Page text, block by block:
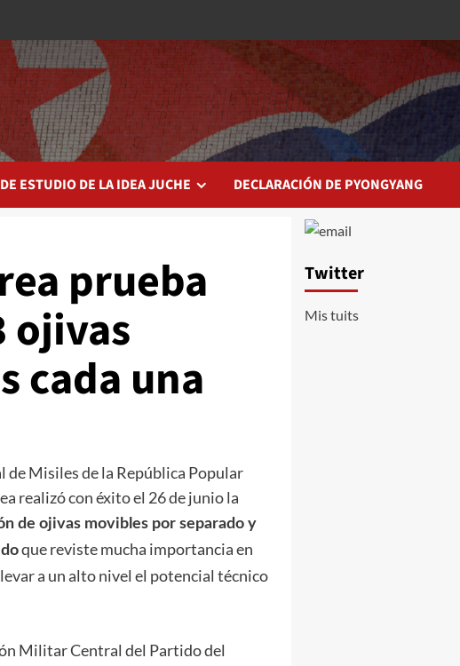
ESTUDIO DE LA IDEA JUCHE DECLARACIÓN DE PYONGYANG
prueba
ojivas
cada una
de Misiles de la República Popular
realizó con éxito el 26 de junio la
de ojivas movibles por separado y
que reviste mucha importancia en
a un alto nivel el potencial técnico
Militar Central del Partido del
Twitter
Mis tuits